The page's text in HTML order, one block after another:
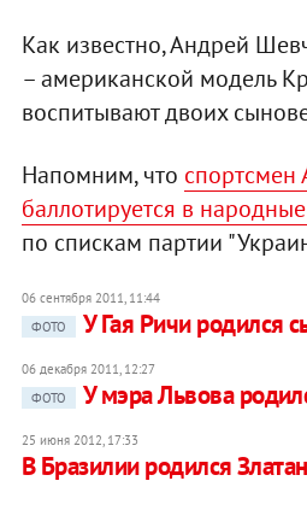
Как известно, Андрей
– американской модель
воспитывают двоих
Напомним, что
баллотируется в
по спискам партии
06 сентября 2011, 11:44
ФОТО
У Гая Ричи родился
06 декабря 2011, 12:27
ФОТО
У мэра Львова
25 июня 2012, 17:33
В Бразилии родился